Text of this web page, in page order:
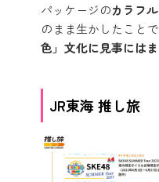
パッケージのカラフ
のまま生かしたことで
色」文化に見事には
JR東海 推し旅